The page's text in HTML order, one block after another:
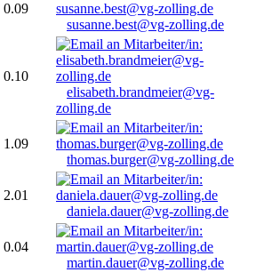
0.09
susanne.best@vg-zolling.de
0.10
elisabeth.brandmeier@vg-
zolling.de
1.09
thomas.burger@vg-zolling.de
2.01
daniela.dauer@vg-zolling.de
0.04
martin.dauer@vg-zolling.de